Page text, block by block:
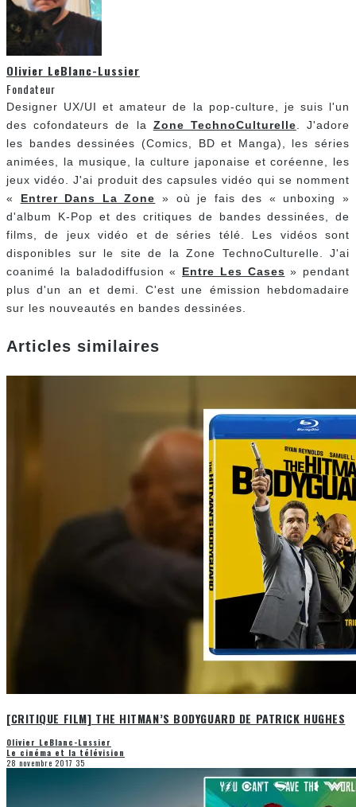
Olivier LeBlanc-Lussier
Fondateur
Designer UX/UI et amateur de la pop-culture, je suis l'un
des cofondateurs de la Zone TechnoCulturelle . J'adore
les bandes dessinées (Comics, BD et Manga), les séries
animées, la musique, la culture japonaise et coréenne, les
jeux vidéo. J'ai produit des capsules vidéo qui se nomment
« Entrer Dans La Zone » où je fais des « unboxing »
d'album K-Pop et des critiques de bandes dessinées, de
films, de jeux vidéo et de séries télé. Les vidéos sont
disponibles sur le site de la Zone TechnoCulturelle. J'ai
coanimé la baladodiffusion « Entre Les Cases » pendant
plus d'un an et demi. C'est une émission hebdomadaire
sur les nouveautés en bandes dessinées.
Articles similaires
[CRITIQUE FILM] THE HITMAN’S BODYGUARD DE PATRICK HUGHES
Olivier LeBlanc-Lussier
Le cinéma et la télévision
28 novembre 2017 35